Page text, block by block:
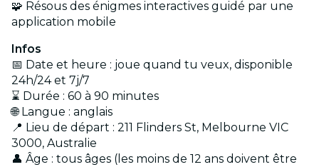
🧩 Résous des énigmes interactives guidé par une
application mobile
Infos
📅 Date et heure : joue quand tu veux, disponible
24h/24 et 7j/7
⌛ Durée : 60 à 90 minutes
🌐 Langue : anglais
📍 Lieu de départ : 211 Flinders St, Melbourne VIC
3000, Australie
👤 Âge : tous âges (les moins de 12 ans doivent être